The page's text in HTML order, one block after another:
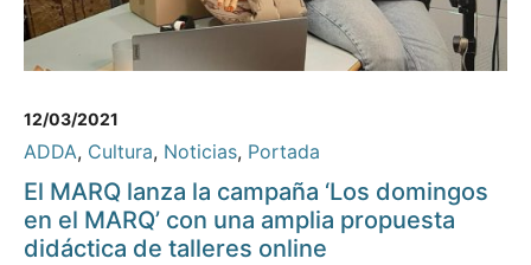
12/03/2021
ADDA, Cultura, Noticias, Portada
El MARQ lanza la campaña ‘Los domingos
en el MARQ’ con una amplia propuesta
didáctica de talleres online